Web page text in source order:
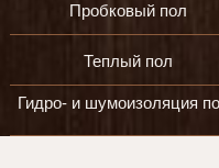
Пробковый пол
Теплый пол
Гидро- и шумоизоляция